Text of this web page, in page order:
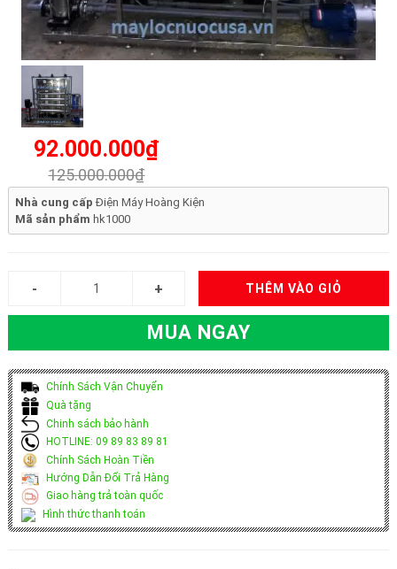
92.000.000₫
125.000.000₫
Nhà cung cấpĐiện Máy Hoàng Kiện
Mã sản phẩm hk1000
THÊM VÀO GIỎ
MUA NGAY
Chính Sách Vận Chuyển
Quà tặng
Chinh sách bảo hành
HOTLINE: 09 89 83 89 81
Chính Sách Hoàn Tiền
Hướng Dẫn Đổi Trả Hàng
Giao hàng trả toàn quốc
Hình thức thanh toán